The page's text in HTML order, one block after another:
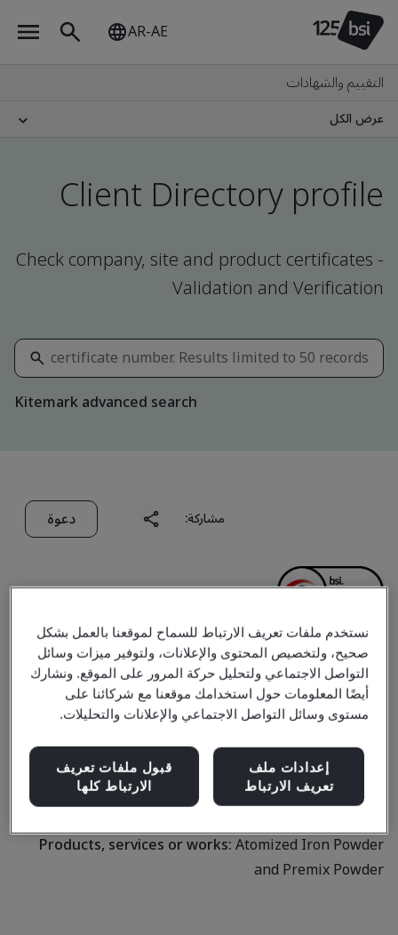
AR-AE
التقييم والشهادات
عرض الكل
Client Directory profile
Check company, site and product certificates -
Validation and Verification
Kitemark advanced search
مشاركة: دعوة
GKN (Bazhou) Metal
Powder Co., Ltd.
Business scope:Design and manufacturing atomized
iron powder
Products, services or works:Atomized Iron Powder
and Premix Powder
نستخدم ملفات تعريف الارتباط للسماح لموقعنا بالعمل بشكل
صحيح، ولتخصيص المحتوى والإعلانات، ولتوفير ميزات وسائل
التواصل الاجتماعي ولتحليل حركة المرور على الموقع. ونشارك
أيضًا المعلومات حول استخدامك موقعنا مع شركائنا على
مستوى وسائل التواصل الاجتماعي والإعلانات والتحليلات.
إعدادات ملف
تعريف الارتباط
قبول ملفات تعريف
الارتباط كلها